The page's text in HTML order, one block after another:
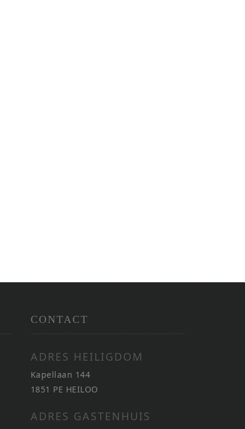
CONTACT
ADRES HEILIGDOM
Kapellaan 144
1851 PE HEILOO
ADRES GASTENHUIS